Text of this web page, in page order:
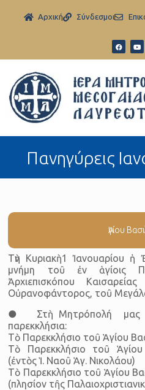
Aρχική Σύνδεσμοι
Πανηγύρεις
Ἁγίου
Τὴν Κυριακὴ 1 Ἰανουαρίου ἡ
μνήμη τοῦ ἐν ἁγίοις
Ἀρχιεπισκόπου
Οὐρανοφάντορος, τοῦ
● Στὴ Μητρόπολή μας
παρεκκλήσια:
Τὸ Παρεκκλήσιο τοῦ Ἁγίου
Τὸ Παρεκκλήσιο τοῦ
(ἐντὸς Ἱ. Ναοῦ Ἁγ. Νικολάου)
Τὸ Παρεκκλήσιο τοῦ Ἁγίου
(πλησίον τῆς